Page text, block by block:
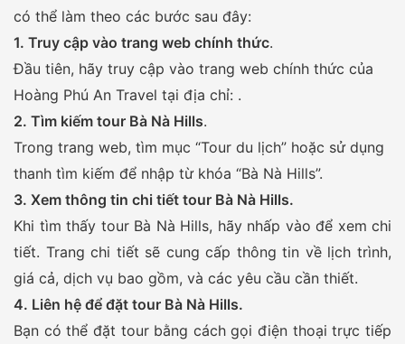
có thể làm theo các bước sau đây:
1. Truy cập vào trang web chính thức.
Đầu tiên, hãy truy cập vào trang web chính thức của
Hoàng Phú An Travel tại địa chỉ: .
2. Tìm kiếm tour Bà Nà Hills.
Trong trang web, tìm mục “Tour du lịch” hoặc sử dụng
thanh tìm kiếm để nhập từ khóa “Bà Nà Hills”.
3. Xem thông tin chi tiết tour Bà Nà Hills.
Khi tìm thấy tour Bà Nà Hills, hãy nhấp vào để xem chi
tiết. Trang chi tiết sẽ cung cấp thông tin về lịch trình,
giá cả, dịch vụ bao gồm, và các yêu cầu cần thiết.
4. Liên hệ để đặt tour Bà Nà Hills.
Bạn có thể đặt tour bằng cách gọi điện thoại trực tiếp